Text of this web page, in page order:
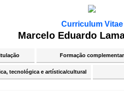
Curriculum Vitae
Marcelo Eduardo
Formação complementar
tecnológica e artística/cultural